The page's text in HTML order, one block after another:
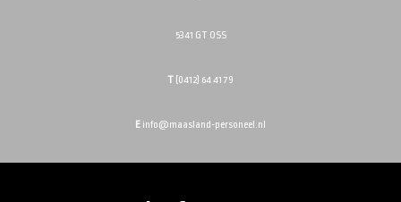
32 - 36 uur
5341 GT OSS
T (0412) 64 41 79
E info@maasland-personeel.nl